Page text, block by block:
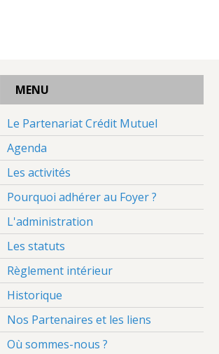
MENU
Le Partenariat Crédit Mutuel
Agenda
Les activités
Pourquoi adhérer au Foyer ?
L'administration
Les statuts
Règlement intérieur
Historique
Nos Partenaires et les liens
Où sommes-nous ?